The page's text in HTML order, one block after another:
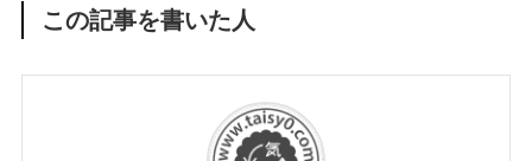
この記事を書いた人